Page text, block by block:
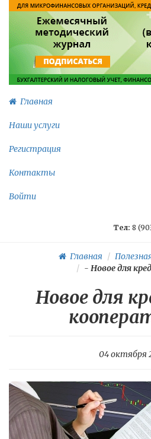
Главная
Наши услуги
Регистрация
Контакты
Войти
Тел: 8
Главная
- Новое для
Новое для
04 октября